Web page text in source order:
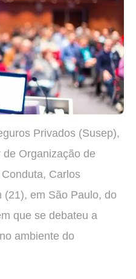
Privados (Susep),
Organização de
Carlos
(21), em São Paulo, do
que se debateu a
ambiente do